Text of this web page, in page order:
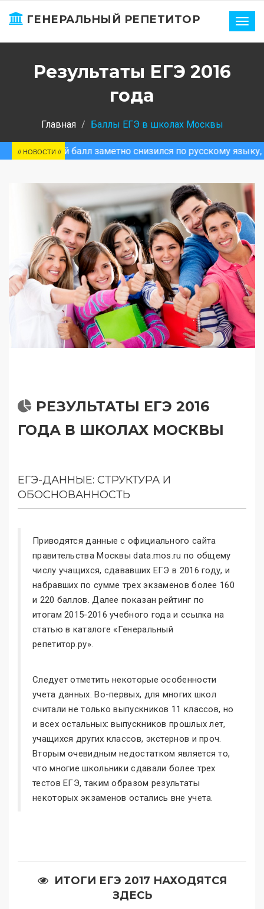
ГЕНЕРАЛЬНЫЙ РЕПЕТИТОР
Результаты ЕГЭ 2016
года
Главная Баллы ЕГЭ в школах Москвы
заметно снизился по русскому языку, физике
// НОВОСТИ //
РЕЗУЛЬТАТЫ ЕГЭ 2016
ГОДА В ШКОЛАХ МОСКВЫ
ЕГЭ-ДАННЫЕ: СТРУКТУРА И
ОБОСНОВАННОСТЬ
Приводятся данные с официального сайта
правительства Москвы data.mos.ru по общему
числу учащихся, сдававших ЕГЭ в 2016 году, и
набравших по сумме трех экзаменов более 160
и 220 баллов. Далее показан рейтинг по
итогам 2015-2016 учебного года и ссылка на
статью в каталоге «Генеральный
репетитор.ру».
Следует отметить некоторые особенности
учета данных. Во-первых, для многих школ
считали не только выпускников 11 классов, но
и всех остальных: выпускников прошлых лет,
учащихся других классов, экстернов и проч.
Вторым очевидным недостатком является то,
что многие школьники сдавали более трех
тестов ЕГЭ, таким образом результаты
некоторых экзаменов остались вне учета.
ИТОГИ ЕГЭ 2017 НАХОДЯТСЯ
ЗДЕСЬ